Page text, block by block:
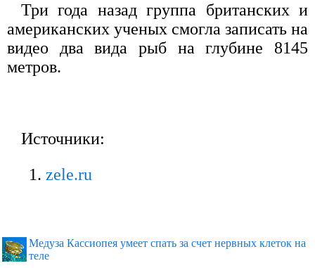
Три года назад группа британских и
американских ученых смогла записать на
видео два вида рыб на глубине 8145
метров.
Источники:
zele.ru
Медуза Кассиопея умеет спать за счет нервных клеток на
теле